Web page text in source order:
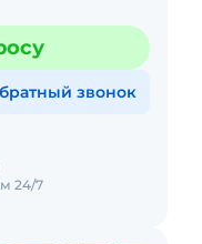
звонок
24/7